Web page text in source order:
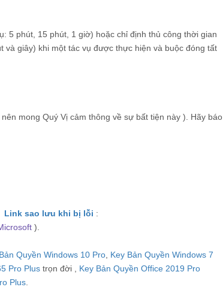
5 phút, 15 phút, 1 giờ) hoặc chỉ định thủ công thời gian
giây) khi một tác vụ được thực hiện và buộc đóng tất
mong Quý Vị cảm thông về sự bất tiện này ). Hãy báo
Link sao lưu khi bị lỗi :
).
Quyền Windows 10 Pro Key Bản Quyền Windows 7
Pro Plus trọn đời , Key Bản Quyền Office 2019 Pro
Plus